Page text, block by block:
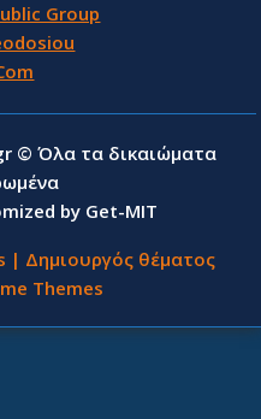
Group
© Όλα τα δικαιώματα
by Get-MIT
| Δημιουργός θέματος
Themes